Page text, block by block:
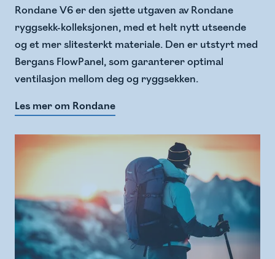
Rondane V6 er den sjette utgaven av Rondane
ryggsekk-kolleksjonen, med et helt nytt utseende
og et mer slitesterkt materiale. Den er utstyrt med
Bergans FlowPanel, som garanterer optimal
ventilasjon mellom deg og ryggsekken.
Les mer om Rondane